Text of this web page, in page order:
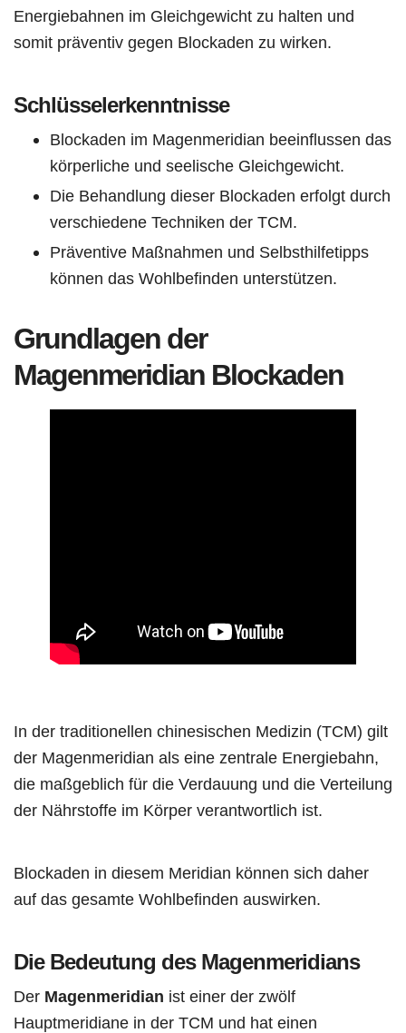
Energiebahnen im Gleichgewicht zu halten und
somit präventiv gegen Blockaden zu wirken.
Schlüsselerkenntnisse
Blockaden im Magenmeridian beeinflussen das
körperliche und seelische Gleichgewicht.
Die Behandlung dieser Blockaden erfolgt durch
verschiedene Techniken der TCM.
Präventive Maßnahmen und Selbsthilfetipps
können das Wohlbefinden unterstützen.
Grundlagen der
Magenmeridian Blockaden
In der traditionellen chinesischen Medizin (TCM) gilt
der Magenmeridian als eine zentrale Energiebahn,
die maßgeblich für die Verdauung und die Verteilung
der Nährstoffe im Körper verantwortlich ist.
Blockaden in diesem Meridian können sich daher
auf das gesamte Wohlbefinden auswirken.
Die Bedeutung des Magenmeridians
Der Magenmeridian ist einer der zwölf
Hauptmeridiane in der TCM und hat einen